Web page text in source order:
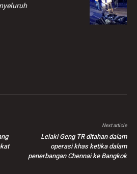
Next article
Lelaki Geng TR ditahan dalam
operasi khas ketika dalam
penerbangan Chennai ke Bangkok